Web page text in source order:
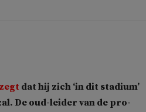
zegt dat hij zich ‘in dit stadium’
De oud-leider van de pro-